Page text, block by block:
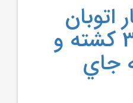
اتوبان
تهران–کرج 3 کشته و
جاي